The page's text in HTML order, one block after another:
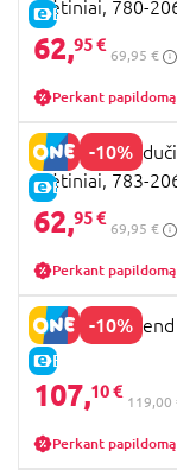
E-KAINA
mėtiniai, 780-
62,95 €
69,95 €
Perkant
-10%
E-KAINA
GLOBBER
mėtiniai, 783-
62,95 €
69,95 €
Perkant
-10%
E-KAINA
SmarTrike
107,10 €
119,00
Perkant